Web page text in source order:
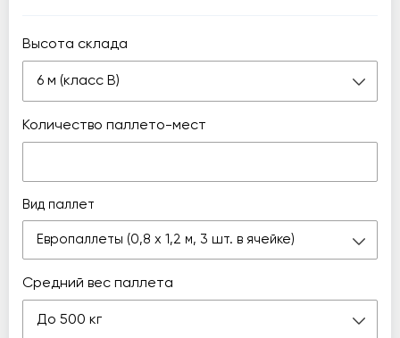
Высота склада
6 м (класс В)
Количество паллето-мест
Вид паллет
Европаллеты (0,8 х 1,2 м, 3 шт. в ячейке)
Средний вес паллета
До 500 кг